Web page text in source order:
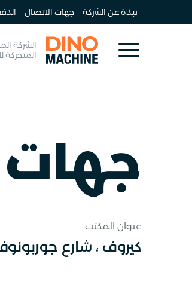
نبذة عن الشركة جهات الاتصال
الشركة
المتحركة
جهات
عنوان المكتب
كيروف ، شارع جوربونوفا.,